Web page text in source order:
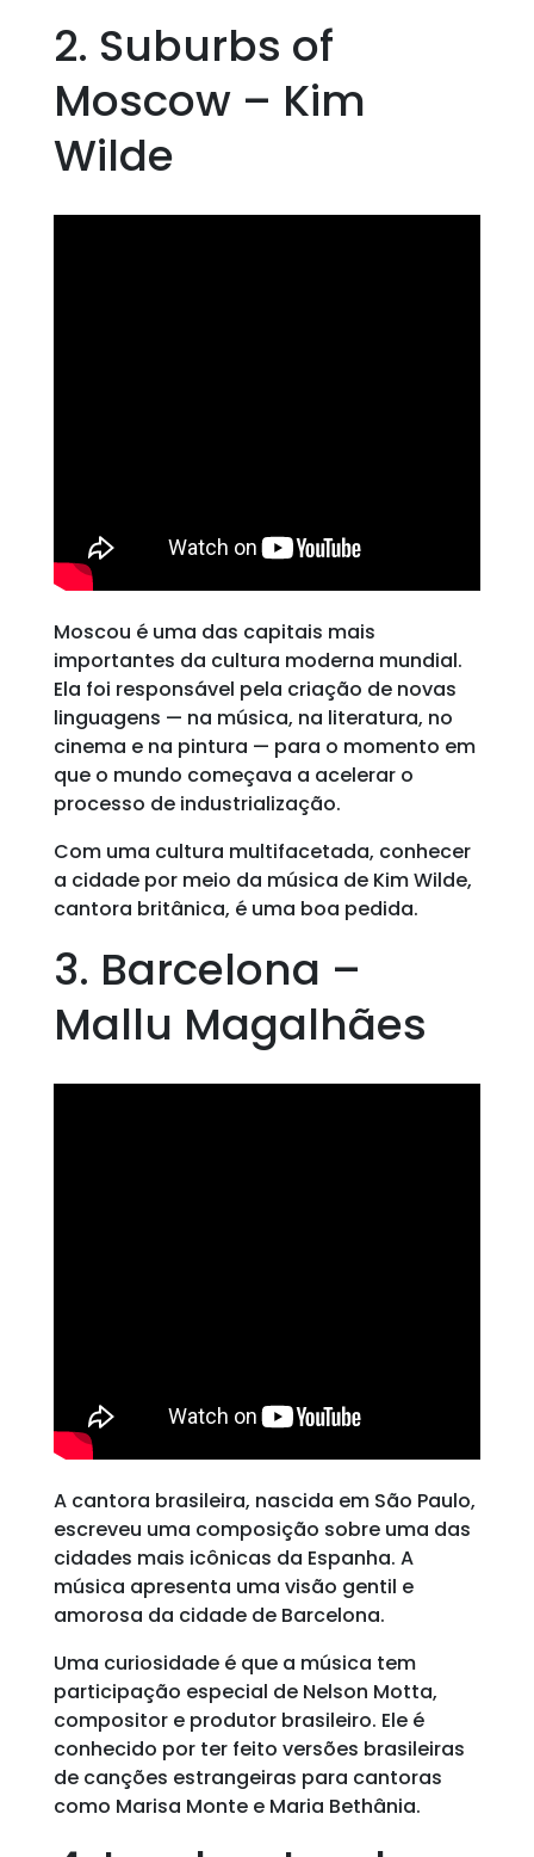
2. Suburbs of
Moscow – Kim
Wilde
Moscou é uma das capitais mais
importantes da cultura moderna mundial.
Ela foi responsável pela criação de novas
linguagens — na música, na literatura, no
cinema e na pintura — para o momento em
que o mundo começava a acelerar o
processo de industrialização.
Com uma cultura multifacetada, conhecer
a cidade por meio da música de Kim Wilde,
cantora britânica, é uma boa pedida.
3. Barcelona –
Mallu Magalhães
A cantora brasileira, nascida em São Paulo,
escreveu uma composição sobre uma das
cidades mais icônicas da Espanha. A
música apresenta uma visão gentil e
amorosa da cidade de Barcelona.
Uma curiosidade é que a música tem
participação especial de Nelson Motta,
compositor e produtor brasileiro. Ele é
conhecido por ter feito versões brasileiras
de canções estrangeiras para cantoras
como Marisa Monte e Maria Bethânia.